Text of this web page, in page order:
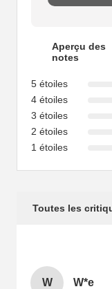
Aperçu des
notes
5 étoiles
4 étoiles
3 étoiles
2 étoiles
1 étoiles
Toutes les
W W*e